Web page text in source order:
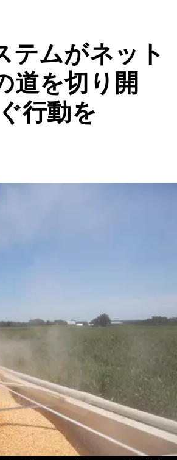
テムがネット
道を切り開
行動を